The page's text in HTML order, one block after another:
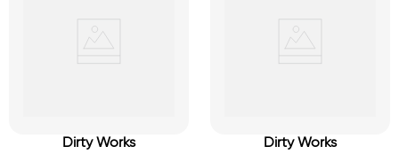
Dirty Works
Dirty Works